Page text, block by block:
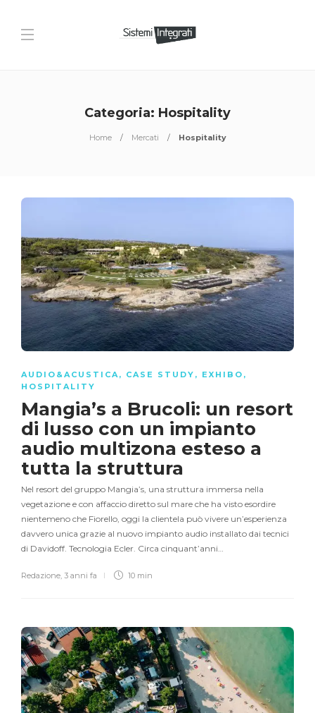
Categoria: Hospitality
Home Mercati Hospitality
AUDIO&ACUSTICA, CASE STUDY , EXHIBO ,
HOSPITALITY
Mangia’s a Brucoli: un resort
di lusso con un impianto
audio multizona esteso a
tutta la struttura
Nel resort del gruppo Mangia’s, una struttura immersa nella
vegetazione e con affaccio diretto sul mare che ha visto esordire
nientemeno che Fiorello, oggi la clientela può vivere un’esperienza
davvero unica grazie al nuovo impianto audio installato dai tecnici
di Davidoff. Tecnologia Ecler. Circa cinquant’anni…
Redazione, 3 anni fa 10 min